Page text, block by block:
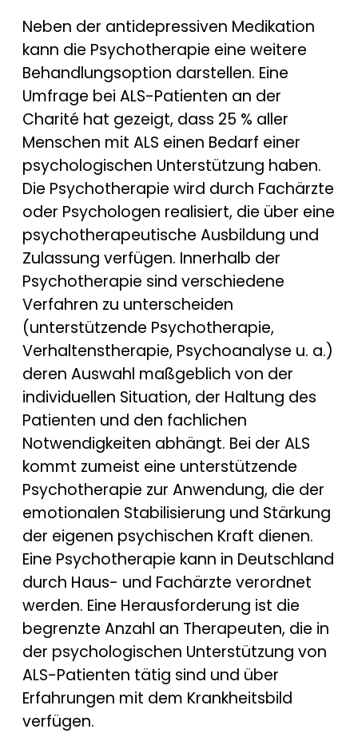
Neben der antidepressiven Medikation
kann die Psychotherapie eine weitere
Behandlungsoption darstellen. Eine
Umfrage bei ALS-Patienten an der
Charité hat gezeigt, dass 25 % aller
Menschen mit ALS einen Bedarf einer
psychologischen Unterstützung haben.
Die Psychotherapie wird durch Fachärzte
oder Psychologen realisiert, die über eine
psychotherapeutische Ausbildung und
Zulassung verfügen. Innerhalb der
Psychotherapie sind verschiedene
Verfahren zu unterscheiden
(unterstützende Psychotherapie,
Verhaltenstherapie, Psychoanalyse u. a.)
deren Auswahl maßgeblich von der
individuellen Situation, der Haltung des
Patienten und den fachlichen
Notwendigkeiten abhängt. Bei der ALS
kommt zumeist eine unterstützende
Psychotherapie zur Anwendung, die der
emotionalen Stabilisierung und Stärkung
der eigenen psychischen Kraft dienen.
Eine Psychotherapie kann in Deutschland
durch Haus- und Fachärzte verordnet
werden. Eine Herausforderung ist die
begrenzte Anzahl an Therapeuten, die in
der psychologischen Unterstützung von
ALS-Patienten tätig sind und über
Erfahrungen mit dem Krankheitsbild
verfügen.